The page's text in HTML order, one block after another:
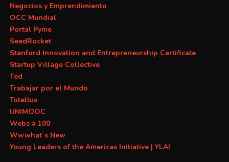
Negocios y Emprendimiento
OCC Mundial
Portal Pyme
SeedRocket
Stanford Innovation and Entrepreneurship Certificate
Startup Village Collective
Ted
Trabajar por el Mundo
Tutellus
UNIMOOC
Webs a 100
Wwwhat´s New
Young Leaders of the Americas Initiative | YLAI